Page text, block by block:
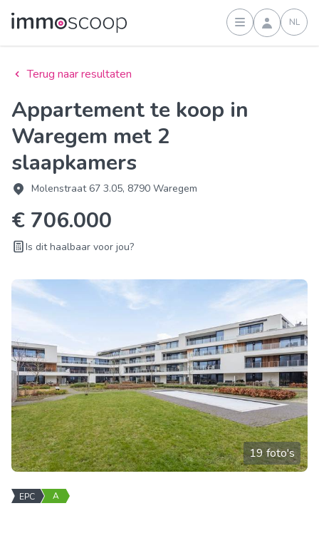
Inloggen
NL
Terug naar resultaten
Appartement te koop in
Waregem met 2
slaapkamers
Molenstraat 67 3.05, 8790 Waregem
€ 706.000
Is dit haalbaar voor jou?
19 foto's
EPC A